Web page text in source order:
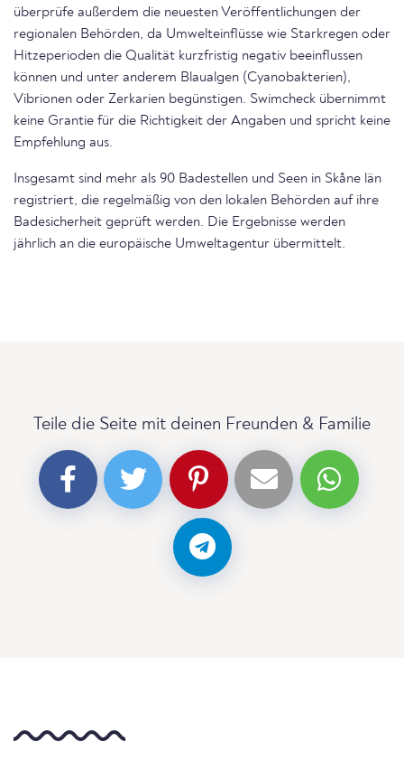
überprüfe außerdem die neuesten Veröffentlichungen der
regionalen Behörden, da Umwelteinflüsse wie Starkregen oder
Hitzeperioden die Qualität kurzfristig negativ beeinflussen
können und unter anderem Blaualgen (Cyanobakterien),
Vibrionen oder Zerkarien begünstigen. Swimcheck übernimmt
keine Grantie für die Richtigkeit der Angaben und spricht keine
Empfehlung aus.
Insgesamt sind mehr als 90 Badestellen und Seen in Skåne län
registriert, die regelmäßig von den lokalen Behörden auf ihre
Badesicherheit geprüft werden. Die Ergebnisse werden
jährlich an die europäische Umweltagentur übermittelt.
Teile die Seite mit deinen Freunden & Familie